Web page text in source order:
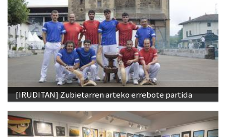
[IRUDITAN] Zubietarren arteko errebote partida